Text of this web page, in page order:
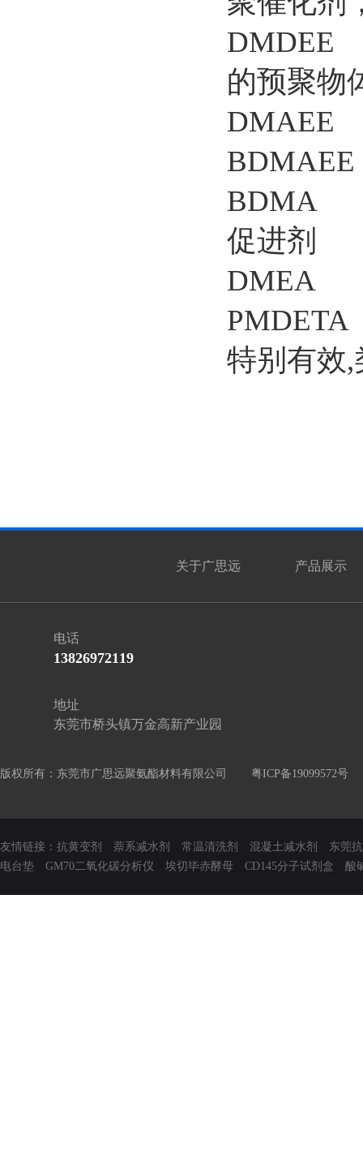
DMDEE
的预聚物
DMAEE
BDMA
促进剂
DMEA
特别有效,
关于广思远 产品展示
电话
13826972119
地址
东莞市桥头镇万金高新产业园
版权所有：东莞市广思远聚氨酯材料有限公司 粤ICP备19099572号
友情链接： 抗黄变剂 萘系减水剂 常温清洗剂 混凝土减水剂
东莞
电台垫
GM70二氧化碳分析仪 埃切毕赤酵母 CD145分子试剂盒 酸